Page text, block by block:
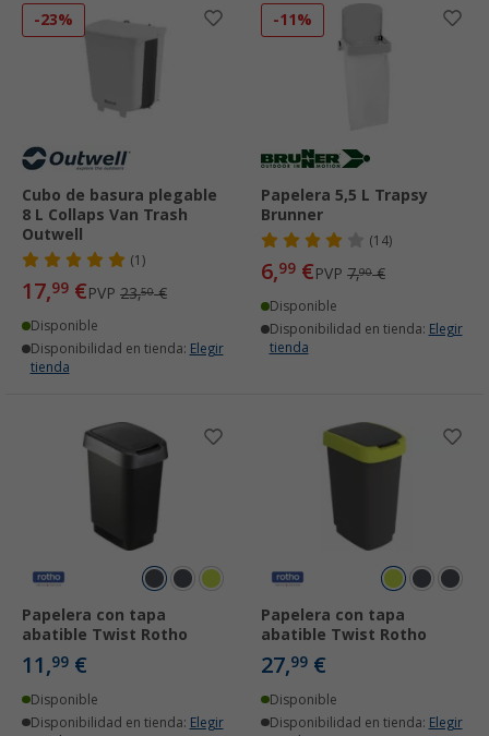
-23%
Cubo de basura plegable
8 L Collaps Van Trash
Outwell
(1)
17,99 €PVP 23,50€
Disponible
Disponibilidad en tienda: Elegir
tienda
-11%
Papelera 5,5 L Trapsy
Brunner
(14)
6,99 €PVP 7,90€
Disponible
Disponibilidad en tienda: Elegir
tienda
Papelera con tapa
abatible Twist Rotho
11,99 €
Disponible
Disponibilidad en tienda: Elegir
Papelera con tapa
abatible Twist Rotho
27,99 €
Disponible
Disponibilidad en tienda: Elegir